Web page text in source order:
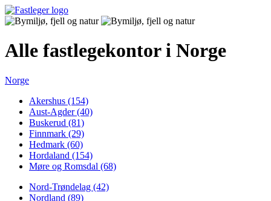
Alle fastlegekontor i Norge
Norge
Akershus (154)
Aust-Agder (40)
Buskerud (81)
Finnmark (29)
Hedmark (60)
Hordaland (154)
Møre og Romsdal (68)
Nord-Trøndelag (42)
Nordland (89)